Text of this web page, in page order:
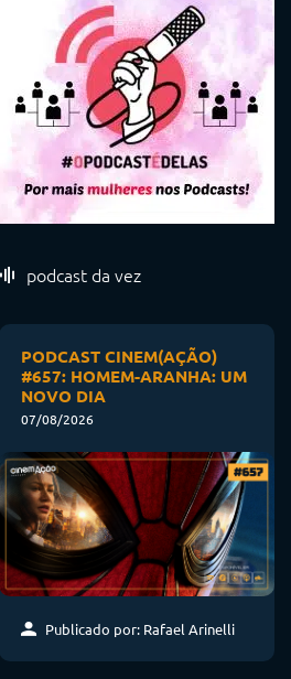
podcast da vez
PODCAST CINEM(AÇÃO)
#657: HOMEM-ARANHA: UM
NOVO DIA
07/08/2026
Publicado por: Rafael Arinelli